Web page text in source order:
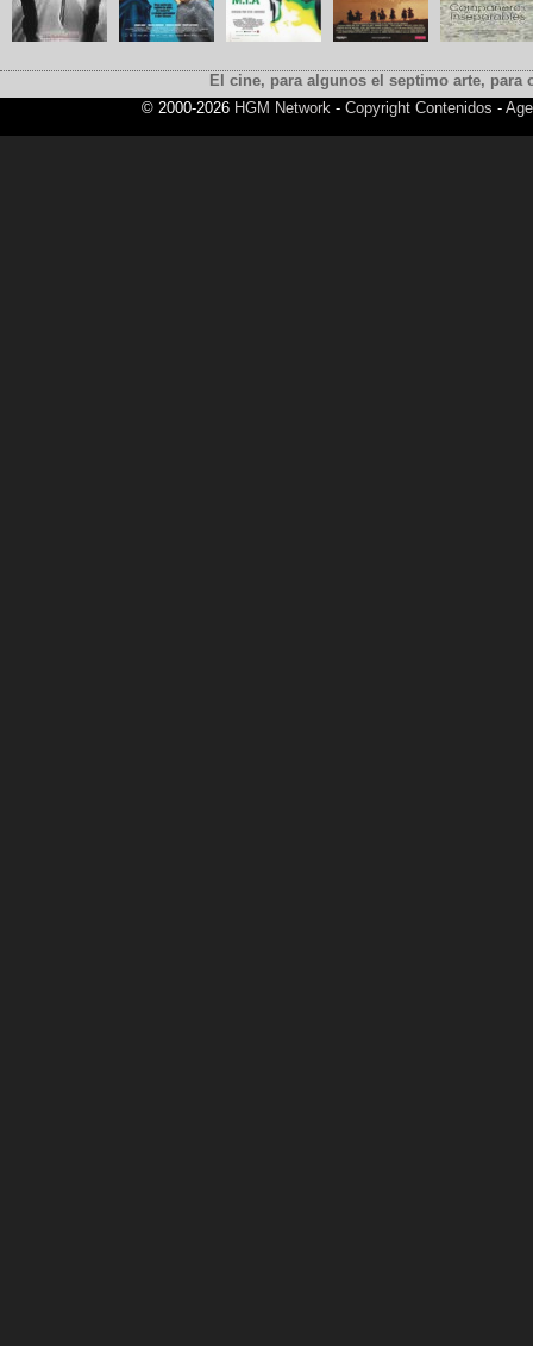
El cine, para algunos el septimo arte,
© 2000-2026 HGM Network - Copyright Contenidos -